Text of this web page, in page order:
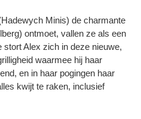
Minis) de charmante
ontmoet, vallen ze als een
stort Alex zich in deze nieuwe,
waarmee hij haar
en in haar pogingen haar
kwijt te raken, inclusief